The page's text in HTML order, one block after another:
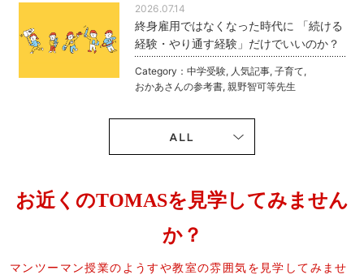
2026.07.14
終身雇用ではなくなった時代に 「続ける
経験・やり通す経験」だけでいいのか？
Category：中学受験, 人気記事,子育て,
おかあさんの参考書,親野智可等先生
お近くのTOMASを見学してみません
か？
マンツーマン授業のようすや教室の雰囲気を見学してみませ